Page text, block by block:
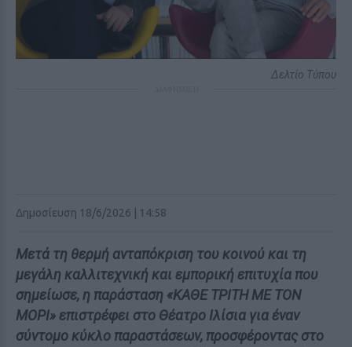
Δελτίο Τύπου
Δημοσίευση 18/6/2026 | 14:58
Μετά τη θερμή ανταπόκριση του κοινού και τη
μεγάλη καλλιτεχνική και εμπορική επιτυχία που
σημείωσε, η παράσταση «ΚΑΘΕ ΤΡΙΤΗ ΜΕ ΤΟΝ
ΜΟΡΙ» επιστρέφει στο Θέατρο Ιλίσια για έναν
σύντομο κύκλο παραστάσεων, προσφέροντας στο